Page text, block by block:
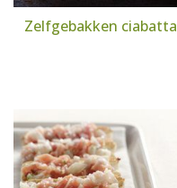
Zelfgebakken ciabatta